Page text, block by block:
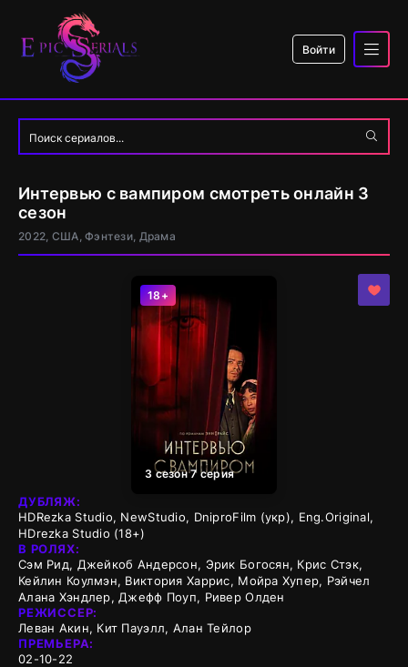
Войти
Интервью с вампиром смотреть онлайн 3
сезон
2022, США, Фэнтези, Драма
18+
3 сезон 7 серия
ДУБЛЯЖ:
HDRezka Studio, NewStudio, DniproFilm (укр), Eng.Original,
HDrezka Studio (18+)
В РОЛЯХ:
Сэм Рид, Джейкоб Андерсон, Эрик Богосян, Крис Стэк,
Кейлин Коулмэн, Виктория Харрис, Мойра Хупер, Рэйчел
Алана Хэндлер, Джефф Поуп, Ривер Олден
РЕЖИССЕР:
Леван Акин, Кит Пауэлл, Алан Тейлор
ПРЕМЬЕРА:
02-10-22